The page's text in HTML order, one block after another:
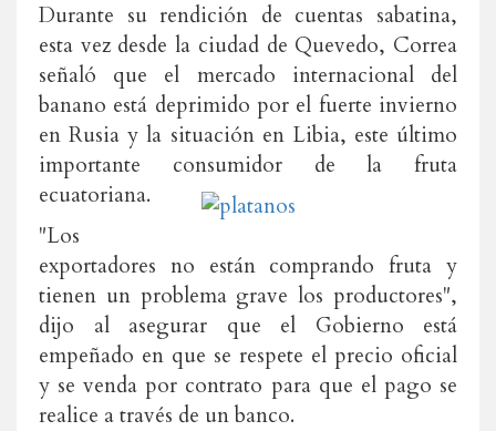
Durante su rendición de cuentas sabatina,
esta vez desde la ciudad de Quevedo, Correa
señaló que el mercado internacional del
banano está deprimido por el fuerte invierno
en Rusia y la situación en Libia, este último
importante consumidor de la fruta
ecuatoriana.
"Los
exportadores no están comprando fruta y
tienen un problema grave los productores",
dijo al asegurar que el Gobierno está
empeñado en que se respete el precio oficial
y se venda por contrato para que el pago se
realice a través de un banco.